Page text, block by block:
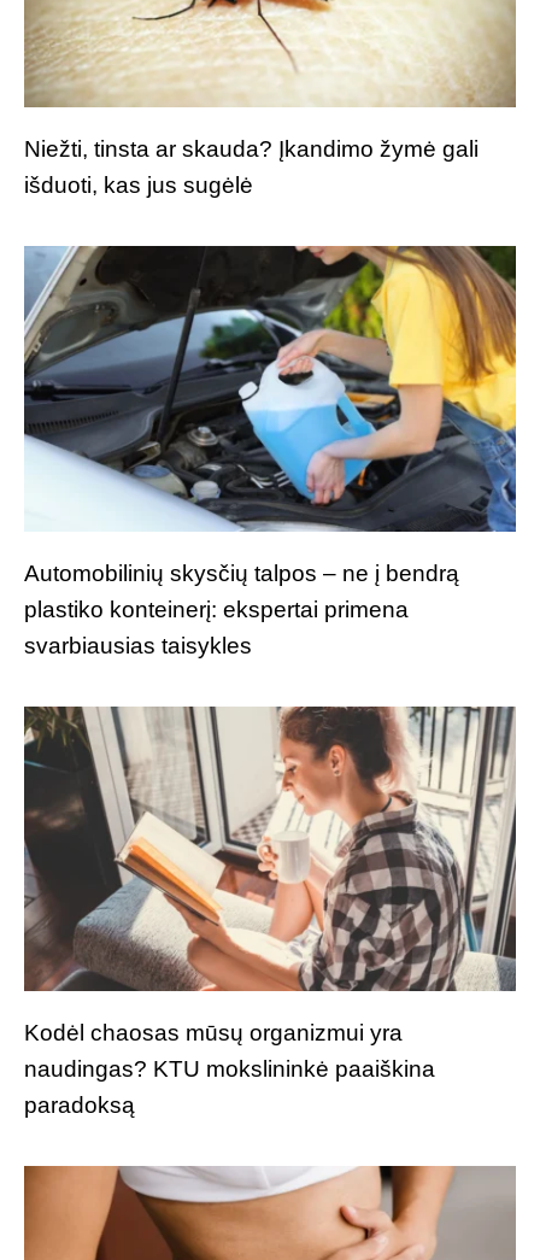
Niežti, tinsta ar skauda? Įkandimo žymė gali
išduoti, kas jus sugėlė
Automobilinių skysčių talpos – ne į bendrą
plastiko konteinerį: ekspertai primena
svarbiausias taisykles
Kodėl chaosas mūsų organizmui yra
naudingas? KTU mokslininkė paaiškina
paradoksą